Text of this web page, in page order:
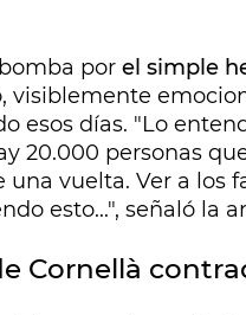
por el simple
visiblemente
esos días. "Lo
20.000 personas
vuelta. Ver a los
esto...", señaló la
Cornellà